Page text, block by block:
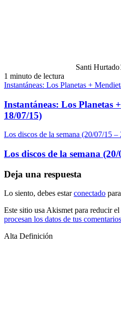
Santi Hurtado
1 minuto de lectura
Instantáneas: Los Planetas +
Instantáneas: Los Planetas
18/07/15)
Los discos de la semana (20/07/15 –
Los discos de la semana
Deja una respuesta
Lo siento, debes estarconectado
Este sitio usa Akismet para reducir el
procesan los datos de tus
Alta Definición